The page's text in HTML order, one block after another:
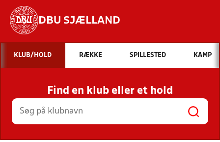
DBU SJÆLLAND
Hvad vil du søge efter?
INDHOLD OG NYHEDER
STILLINGER, RESULTATER, KLUBBER OG
HOLD
KLUB/HOLD RÆKKE SPILLESTED KAMP
Find en klub eller et hold